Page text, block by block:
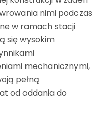
nimi podczas
w ramach stacji
się wysokim
mechanicznymi,
pełną
od oddania do